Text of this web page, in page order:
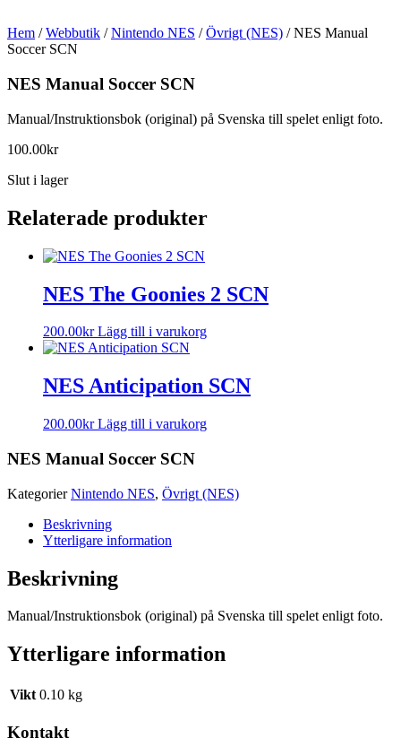
Hem /Webbutik /Nintendo NES /Övrigt (NES) / NES Manual
Soccer SCN
NES Manual Soccer SCN
Manual/Instruktionsbok (original) på Svenska till spelet enligt foto.
100.00kr
Slut i lager
Relaterade produkter
NES The Goonies 2 SCN
200.00kr Lägg till i varukorg
NES Anticipation SCN
200.00kr Lägg till i varukorg
NES Manual Soccer SCN
Kategorier Nintendo NES, Övrigt (NES)
Beskrivning
Ytterligare information
Beskrivning
Manual/Instruktionsbok (original) på Svenska till spelet enligt foto.
Ytterligare information
Vikt 0.10 kg
Kontakt